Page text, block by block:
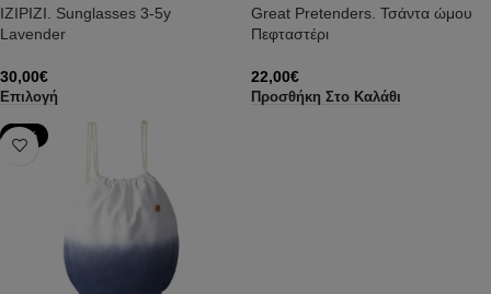
IZIPIZI. Sunglasses 3-5y
Lavender
30,00€
Επιλογή
Great Pretenders. Τσάντα ώμου
Πεφταστέρι
22,00€
Προσθήκη Στο Καλάθι
-79%